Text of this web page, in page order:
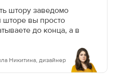
штору заведомо
шторе вы просто
до конца, а в
Никитина, дизайнер